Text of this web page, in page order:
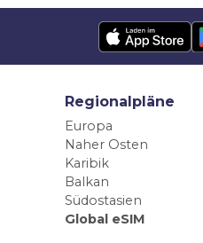
Regionalpläne
Europa
Naher Osten
Karibik
Balkan
Südostasien
Global eSIM